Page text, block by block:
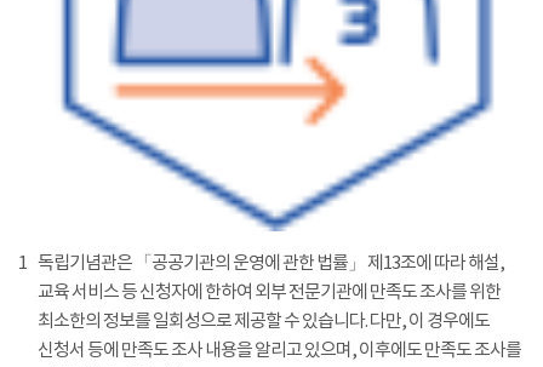
1 독립기념관은 「공공기관의 운영에 관한 법률」 제13조에 따라 해설,
교육 서비스 등 신청자에 한하여 외부 전문기관에 만족도 조사를 위한
최소한의 정보를 일회성으로 제공할 수 있습니다. 다만, 이 경우에도
신청서 등에 만족도 조사 내용을 알리고 있으며, 이후에도 만족도 조사를